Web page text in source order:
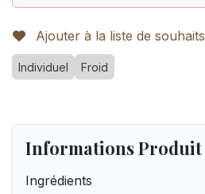
Ajouter à la liste de souhaits
Individuel Froid
Informations Produit
Ingrédients